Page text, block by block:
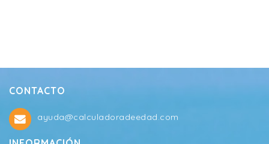
CONTACTO
ayuda@calculadoradeedad.com